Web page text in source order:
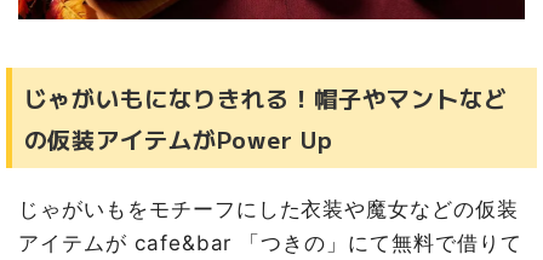
じゃがいもになりきれる！帽子やマントなど
の仮装アイテムがPower Up
じゃがいもをモチーフにした衣装や魔女などの仮装
アイテムが cafe&bar 「つきの」にて無料で借りて